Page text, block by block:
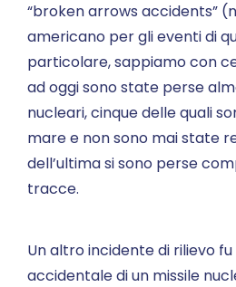
“broken arrows accidents”
americano per gli eventi di
particolare, sappiamo con
ad oggi sono state perse
nucleari, cinque delle quali
mare e non sono mai state
dell’ultima si sono perse
tracce.
Un altro incidente di rilievo
accidentale di un missile